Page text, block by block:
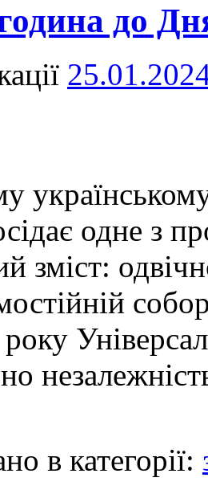
до
одне з
зміст:
в категорії: